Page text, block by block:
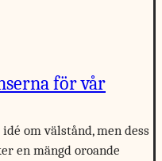
för vår
om välstånd, men dess
en mängd oroande